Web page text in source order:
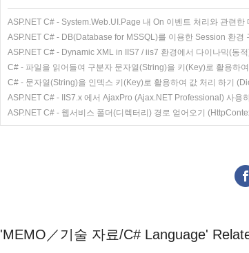
ASP.NET C# - System.Web.UI.Page 내 On 이벤트 처리와 관련한
ASP.NET C# - DB(Database for MSSQL)를 이용한 Session 환경
ASP.NET C# - Dynamic XML in IIS7 / iis7 환경에서 다이나믹(동적
C# - 파일을 읽어들여 구분자 문자열(String)을 키(Key)로 활용하
C# - 문자열(String)을 인덱스 키(Key)로 활용하여 값 처리 하기
ASP.NET C# - IIS7.x 에서 AjaxPro (Ajax.NET Professional) 사용
ASP.NET C# - 웹서비스 폴더(디렉터리) 경로 얻어오기
'MEMO／기술 자료/C# Language'